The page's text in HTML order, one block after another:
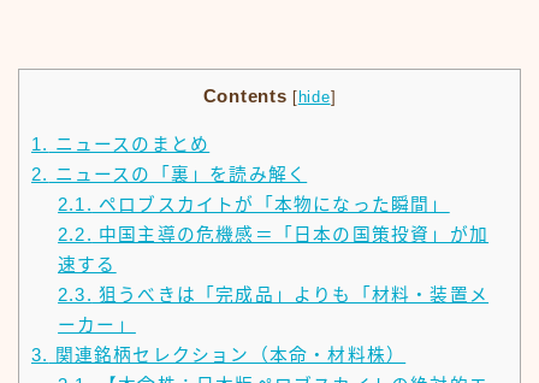
Contents [ hide]
1. ニュースのまとめ
2. ニュースの「裏」を読み解く
2.1. ペロブスカイトが「本物になった瞬間」
2.2. 中国主導の危機感＝「日本の国策投資」が加
速する
2.3. 狙うべきは「完成品」よりも「材料・装置メ
ーカー」
3.
関連銘柄セレクション（本命・材料株）